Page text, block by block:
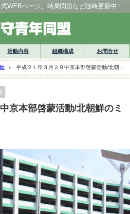
WEBページ。時局問題など随時更新中！
活動内容 組織構成 お問合せ
平成２１年３月２９中京本部啓蒙活動/北朝鮮
京本部啓蒙活動/北朝鮮のミ